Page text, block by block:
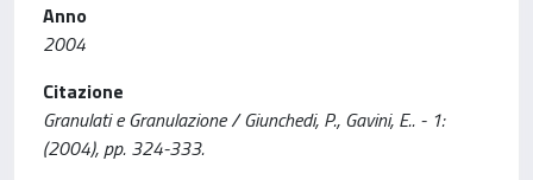
Anno
2004
Citazione
Granulati e Granulazione / Giunchedi, P., Gavini, E.. - 1:
(2004), pp. 324-333.